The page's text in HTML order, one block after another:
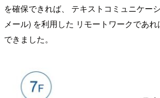
を確保できれば、 テキストコミュニケーシ
メール) を利用した リモートワークであ
できました。